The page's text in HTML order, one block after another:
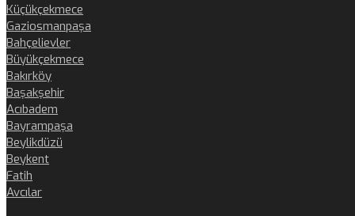
Küçükçekmece
Gaziosmanpaşa
Bahçelievler
Büyükçekmece
Bakırköy
Başakşehir
Acıbadem
Bayrampaşa
Beylikdüzü
Beykent
Fatih
Avcılar